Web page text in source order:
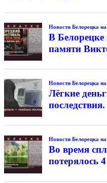
Новости Белорецка
В Белорецке
памяти
Новости Белорецка
Лёгкие
последствия.
Новости Белорецка
Во время
потерялось